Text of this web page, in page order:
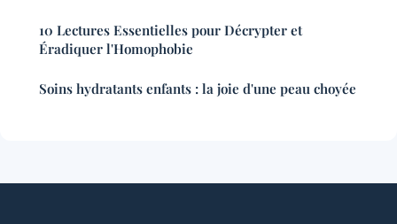
10 Lectures Essentielles pour Décrypter et
Éradiquer l'Homophobie
Soins hydratants enfants : la joie d'une peau choyée